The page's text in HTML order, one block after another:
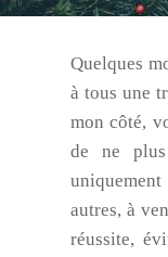
Quelques
à tous une
mon côté,
de ne
autres, à
réussite,